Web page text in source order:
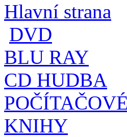
Hlavní strana
DVD
BLU RAY
CD HUDBA
KNIHY